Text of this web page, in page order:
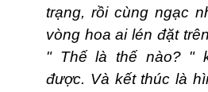
trạng, rồi cùng ngạc
vòng hoa ai lén đặt
" Thế là thế nào? "
được. Và kết thúc là